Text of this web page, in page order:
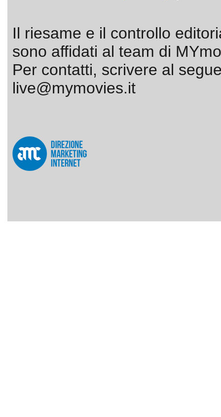
Il riesame e il controllo
sono affidati al team di
Per contatti, scrivere al
live@mymovies.it